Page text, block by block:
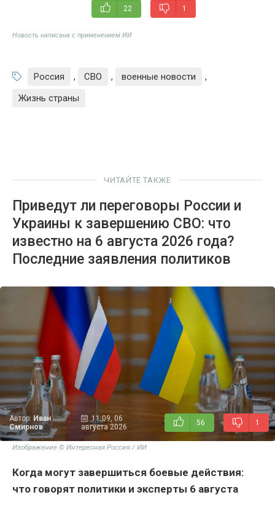
22 1
Новость написана с применением ИИ
Россия , СВО , военные новости
,
Жизнь страны
ЧИТАЙТЕ ТАКЖЕ
Приведут ли переговоры России и
Украины к завершению СВО: что
известно на 6 августа 2026 года?
Последние заявления политиков
Автор: Иван
Смирнов
11:09, 06
августа 2026
56 1
Изображение © Интересная Россия / ИИ
Когда могут завершиться боевые действия:
что говорят политики и эксперты 6 августа